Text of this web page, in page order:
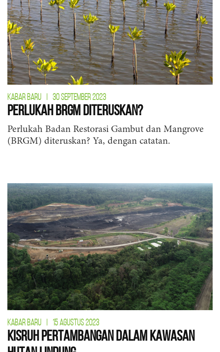
KABAR BARU 30 SEPTEMBER 2023
Perlukah BRGM Diteruskan?
Perlukah Badan Restorasi Gambut dan Mangrove
(BRGM) diteruskan? Ya, dengan catatan.
KABAR BARU 15 AGUSTUS 2023
Kisruh Pertambangan dalam Kawasan